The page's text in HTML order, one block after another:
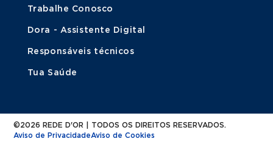
Trabalhe Conosco
Dora - Assistente Digital
Responsáveis técnicos
Tua Saúde
©2026 REDE D'OR | TODOS OS DIREITOS RESERVADOS.
Aviso de PrivacidadeAviso de Cookies